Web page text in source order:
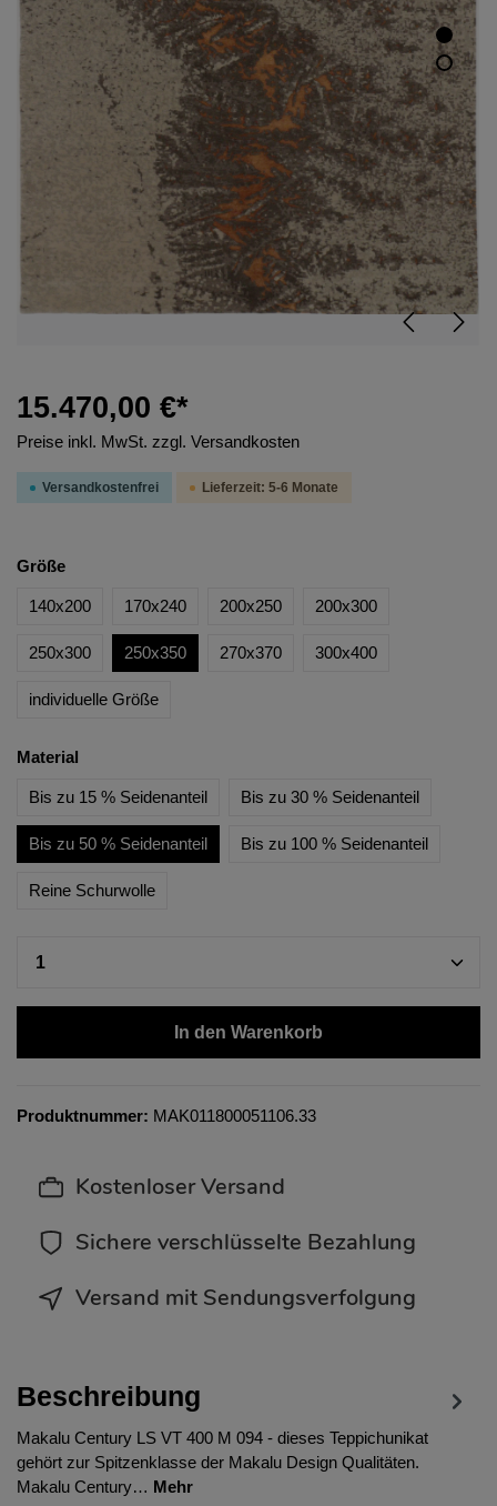
15.470,00 €*
Preise inkl. MwSt. zzgl. Versandkosten
Versandkostenfrei Lieferzeit: 5-6 Monate
Größe
140x200 170x240 200x250 200x300
250x300 250x350 270x370 300x400
individuelle Größe
Material
Bis zu 15 % Seidenanteil Bis zu 30 % Seidenanteil
Bis zu 50 % Seidenanteil Bis zu 100 % Seidenanteil
Reine Schurwolle
In den Warenkorb
Produktnummer: MAK011800051106.33
Kostenloser Versand
Sichere verschlüsselte Bezahlung
Versand mit Sendungsverfolgung
Beschreibung
Makalu Century LS VT 400 M 094 - dieses Teppichunikat
gehört zur Spitzenklasse der Makalu Design Qualitäten.
Makalu Century… Mehr